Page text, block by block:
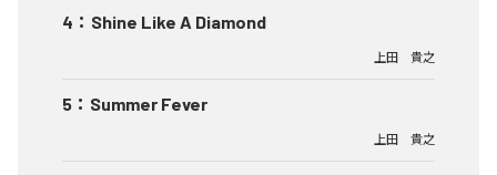
4 ： Shine Like A Diamond
上田 貴之
5 ： Summer Fever
上田 貴之